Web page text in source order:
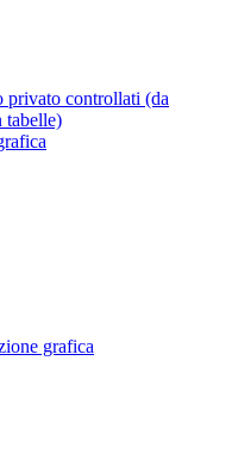
privato controllati (da
tabelle)
grafica